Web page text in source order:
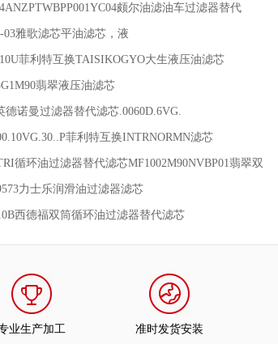
颇尔油滤油车过滤器替代
03雅歌滤芯平油滤芯，液
菲利特互换TAISIKOGYO大生液压油滤芯
翡翠液压油滤芯
德诺曼过滤器替代滤芯.0060D.6VG.
菲利特互换INTRNORMN滤芯
循环油过滤器替代滤芯MF1002M90NVBP01翡翠双
力士乐润滑油过滤器滤芯
西德福双筒循环油过滤器替代滤芯
业生产加工 准时发货安装